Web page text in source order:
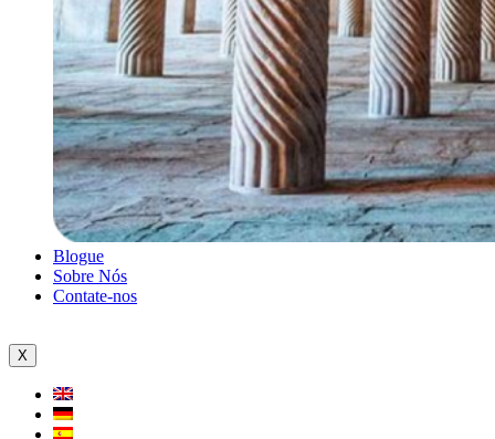
Blogue
Sobre Nós
Contate-nos
X